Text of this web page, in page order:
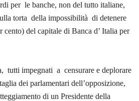
per le banche, non del tutto italiane,
torta della impossibilità di detenere
cento) del capitale di Banca d’ Italia per
tutti impegnati a censurare e deplorare
dei parlamentari dell’opposizione,
di un Presidente della